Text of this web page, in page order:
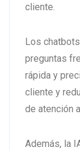
cliente.
Los
preguntas
rápida y
cliente y
de atención
Además, la